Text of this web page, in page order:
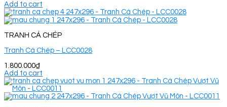
Add to cart
TRANH CÁ CHÉP
Tranh Cá Chép – LCC0028
1.800.000₫
Add to cart